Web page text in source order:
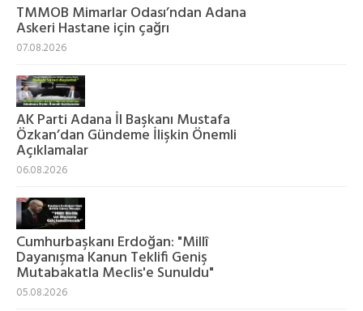
TMMOB Mimarlar Odası’ndan Adana
Askeri Hastane için çağrı
07.08.2026
AK Parti Adana İl Başkanı Mustafa
Özkan’dan Gündeme İlişkin Önemli
Açıklamalar
06.08.2026
Cumhurbaşkanı Erdoğan: "Millî
Dayanışma Kanun Teklifi Geniş
Mutabakatla Meclis'e Sunuldu"
05.08.2026